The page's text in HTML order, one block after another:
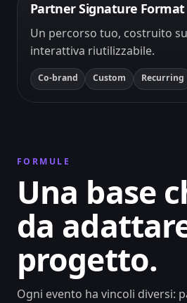
Partner Signature Format
Un percorso tuo, costruito
interattiva riutilizzabile.
Co-brand Custom Recurring
FORMULE
Una base
da
progetto.
Ogni evento ha vincoli diversi: